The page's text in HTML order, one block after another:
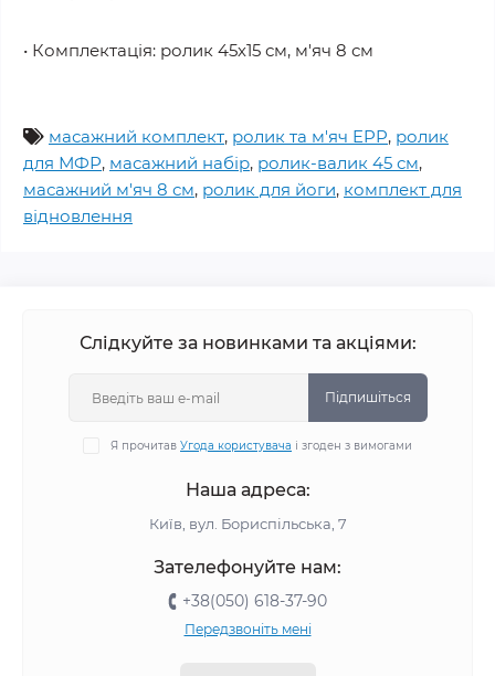
• Комплектація: ролик 45х15 см, м'яч 8 см
масажний комплект, ролик та м'яч EPP, ролик
для МФР, масажний набір, ролик-валик 45 см,
масажний м'яч 8 см, ролик для йоги, комплект для
відновлення
Слідкуйте за новинками та акціями:
Підпишіться
Я прочитав Угода користувача і згоден з вимогами
Наша адреса:
Київ, вул. Бориспільська, 7
Зателефонуйте нам:
+38(050) 618-37-90
Передзвоніть мені